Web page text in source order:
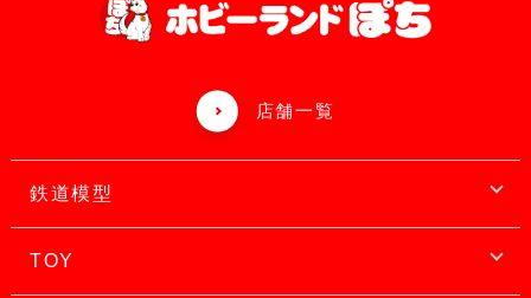
店舗一覧
鉄道模型
TOY